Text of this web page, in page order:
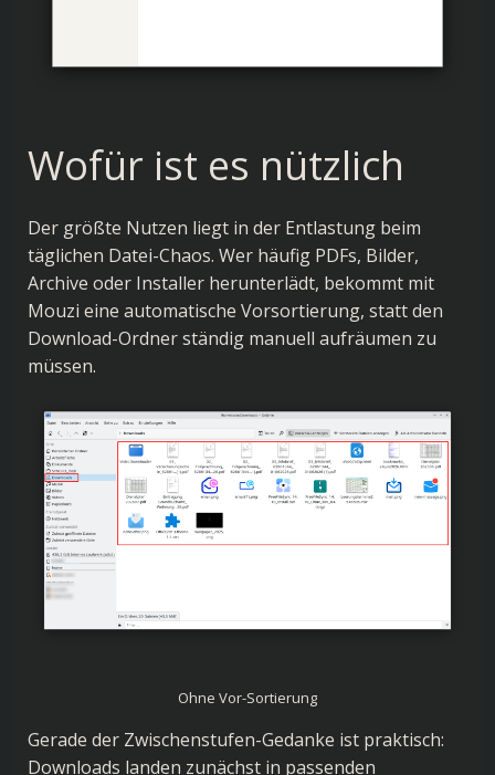
Wofür ist es nützlich
Der größte Nutzen liegt in der Entlastung beim
täglichen Datei-Chaos. Wer häufig PDFs, Bilder,
Archive oder Installer herunterlädt, bekommt mit
Mouzi eine automatische Vorsortierung, statt den
Download-Ordner ständig manuell aufräumen zu
müssen.
Ohne Vor-Sortierung
Gerade der Zwischenstufen-Gedanke ist praktisch:
Downloads landen zunächst in passenden